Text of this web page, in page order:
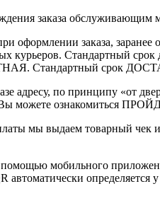
заказа обслуживающим
оформлении заказа,
курьеров. Стандартный
Стандартный срок
адресу, по принципу «от
можете ознакомиться
мы выдаем товарный чек
мобильного
определяется